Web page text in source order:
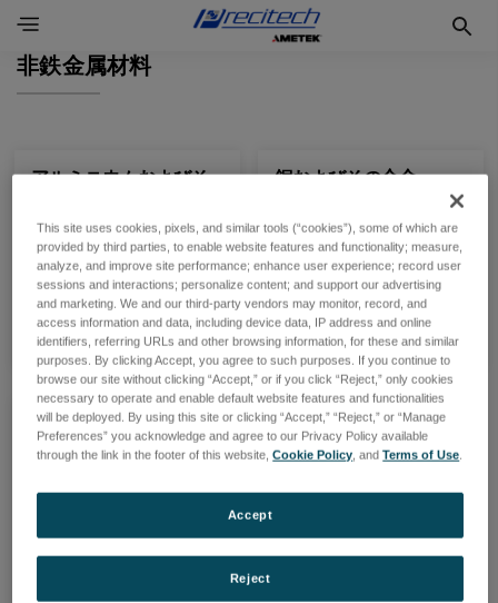
非鉄金属材料
アルミニウムおよびそ
ジュラルミンなど
製品一覧
銅およびその合金
製品一覧
その他の金属
チタン合金、マグネシウム
This site uses cookies, pixels, and similar tools (“cookies”), some of which are
provided by third parties, to enable website features and functionality; measure,
analyze, and improve site performance; enhance user experience; record user
sessions and interactions; personalize content; and support our advertising
and marketing. We and our third-party vendors may monitor, record, and
access information and data, including device data, IP address and online
identifiers, referring URLs and other browsing information, for these and similar
purposes. By clicking Accept, you agree to such purposes. If you continue to
browse our site without clicking “Accept,” or if you click “Reject,” only cookies
necessary to operate and enable default website features and functionalities
will be deployed. By using this site or clicking “Accept,” “Reject,” or “Manage
Preferences” you acknowledge and agree to our Privacy Policy available
through the link in the footer of this website,Cookie Policy, andTerms of Use.
Reject
Accept